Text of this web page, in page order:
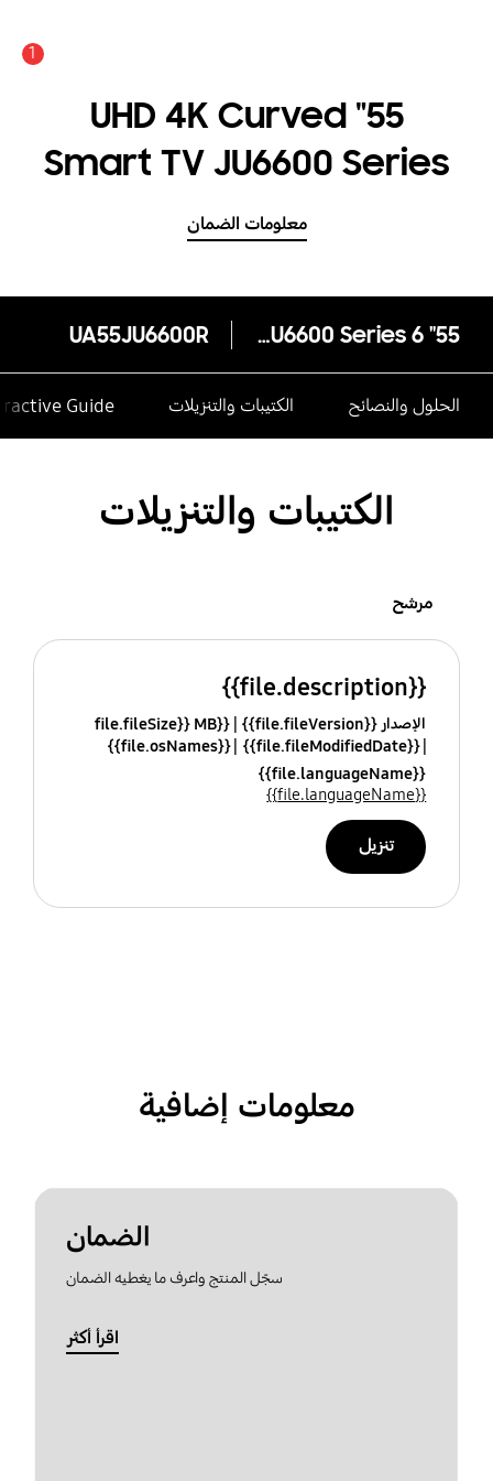
1
55" UHD 4K Curved
Smart TV JU6600 Series
6
معلومات الضمان
55" UHD 4K Curved Smart TV JU6600 Series 6
UA55JU6600R
الحلول والنصائح الكتيبات والتنزيلات Guide
الكتيبات والتنزيلات
مرشح
{{file.description}}
الإصدار {{file.fileVersion}}
{{file.fileSize}} MB
{{file.fileModifiedDate}}
{{file.osNames}}
{{file.languageName}}
{{file.languageName}}
تنزيل
معلومات إضافية
الضمان
سجّل المنتج واعرف ما يغطيه الضمان
اقرأ أكثر